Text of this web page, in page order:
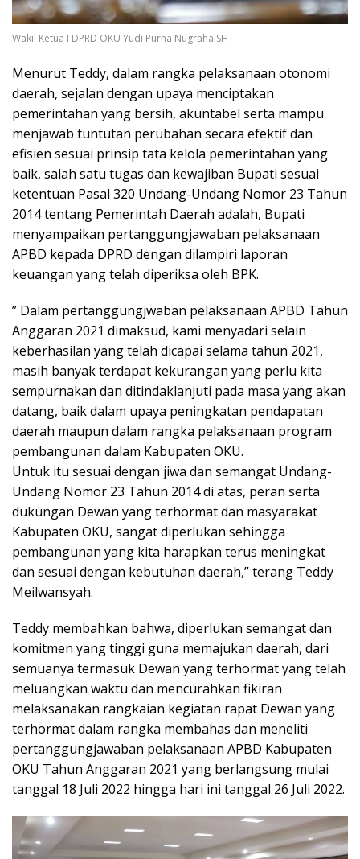
Wakil Ketua I DPRD OKU Yudi Purna Nugraha,SH
Menurut Teddy, dalam rangka pelaksanaan otonomi
daerah, sejalan dengan upaya menciptakan
pemerintahan yang bersih, akuntabel serta mampu
menjawab tuntutan perubahan secara efektif dan
efisien sesuai prinsip tata kelola pemerintahan yang
baik, salah satu tugas dan kewajiban Bupati sesuai
ketentuan Pasal 320 Undang-Undang Nomor 23 Tahun
2014 tentang Pemerintah Daerah adalah, Bupati
menyampaikan pertanggungjawaban pelaksanaan
APBD kepada DPRD dengan dilampiri laporan
keuangan yang telah diperiksa oleh BPK.
” Dalam pertanggungjwaban pelaksanaan APBD Tahun
Anggaran 2021 dimaksud, kami menyadari selain
keberhasilan yang telah dicapai selama tahun 2021,
masih banyak terdapat kekurangan yang perlu kita
sempurnakan dan ditindaklanjuti pada masa yang akan
datang, baik dalam upaya peningkatan pendapatan
daerah maupun dalam rangka pelaksanaan program
pembangunan dalam Kabupaten OKU.
Untuk itu sesuai dengan jiwa dan semangat Undang-
Undang Nomor 23 Tahun 2014 di atas, peran serta
dukungan Dewan yang terhormat dan masyarakat
Kabupaten OKU, sangat diperlukan sehingga
pembangunan yang kita harapkan terus meningkat
dan sesuai dengan kebutuhan daerah,” terang Teddy
Meilwansyah.
Teddy membahkan bahwa, diperlukan semangat dan
komitmen yang tinggi guna memajukan daerah, dari
semuanya termasuk Dewan yang terhormat yang telah
meluangkan waktu dan mencurahkan fikiran
melaksanakan rangkaian kegiatan rapat Dewan yang
terhormat dalam rangka membahas dan meneliti
pertanggungjawaban pelaksanaan APBD Kabupaten
OKU Tahun Anggaran 2021 yang berlangsung mulai
tanggal 18 Juli 2022 hingga hari ini tanggal 26 Juli 2022.